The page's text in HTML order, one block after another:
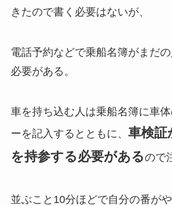
きたので書く必要はないが、
電話予約などで乗船名簿がまだ
必要がある。
車を持ち込む人は乗船名簿に車
ーを記入するとともに、 車検証
を持参する必要があるので
並ぶこと10分ほどで自分の番がや